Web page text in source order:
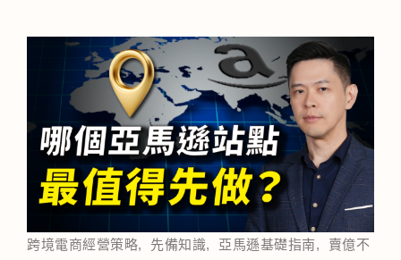
跨境電商經營策略, 先備知識, 亞馬遜基礎指南, 賣億不